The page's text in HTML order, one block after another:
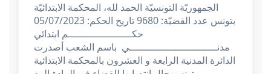
الجمهوريّة التونسيّة الحمد لله، المحكمة الابتدائيّة
بتونس عدد القضيّة: 9680 تاريخ الحكم: 05/07/2023
حكـــــــــــــــــــــم ابتدائي
مدنـــــــــــــــــــــــــــــي ‏ باسم الشعب أصدرت
الدائرة المدنية الرابعة و العشرون بالمحكمة الابتدائية